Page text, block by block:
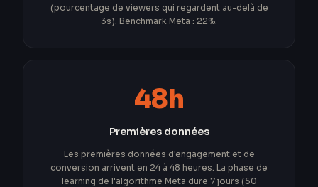
(pourcentage de viewers qui regardent au-delà de
3s). Benchmark Meta : 22%.
48h
Premières données
Les premières données d'engagement et de
conversion arrivent en 24 à 48 heures. La phase de
learning de l'algorithme Meta dure 7 jours (50